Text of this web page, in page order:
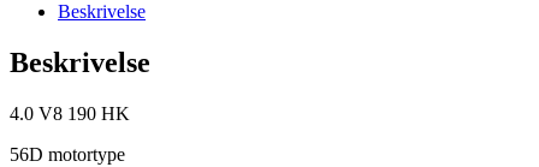
56D
Beskrivelse
Beskrivelse
4.0 V8 190 HK
56D motortype